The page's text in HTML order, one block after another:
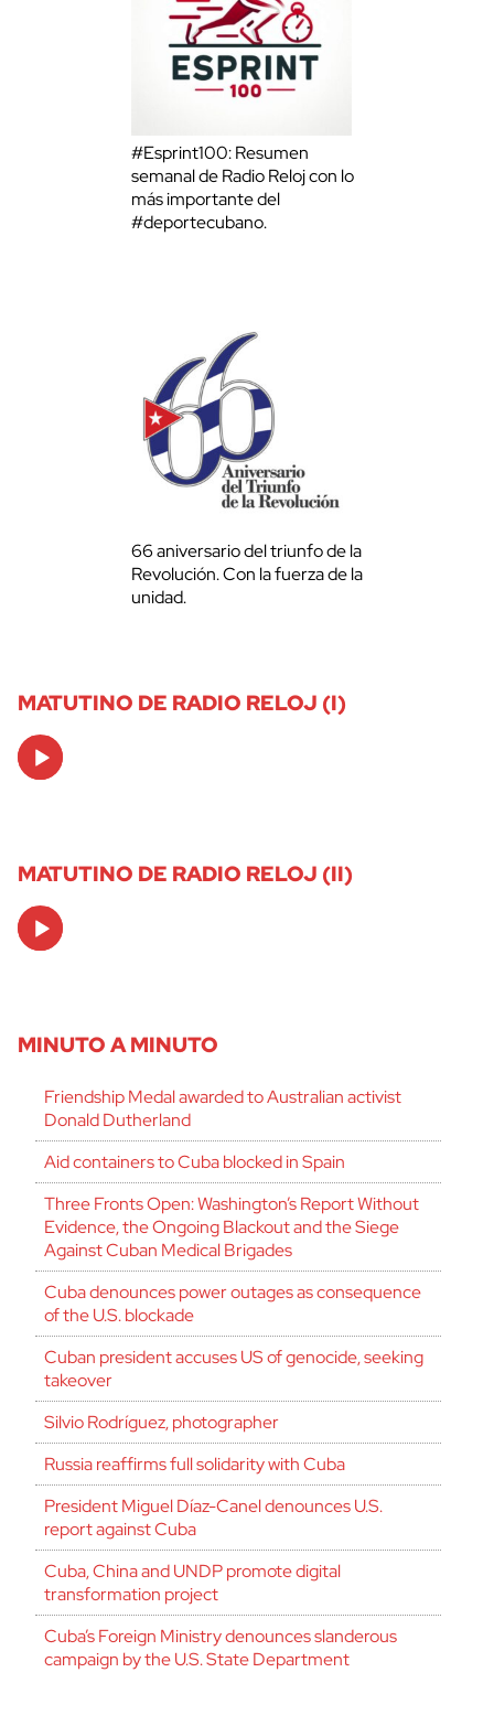
#Esprint100: Resumen
semanal de Radio Reloj con lo
más importante del
#deportecubano.
66 aniversario del triunfo de la
Revolución. Con la fuerza de la
unidad.
MATUTINO DE RADIO RELOJ (I)
Audio
Player
MATUTINO DE RADIO RELOJ (II)
Audio
Player
MINUTO A MINUTO
Friendship Medal awarded to Australian activist
Donald Dutherland
Aid containers to Cuba blocked in Spain
Three Fronts Open: Washington’s Report Without
Evidence, the Ongoing Blackout and the Siege
Against Cuban Medical Brigades
Cuba denounces power outages as consequence
of the U.S. blockade
Cuban president accuses US of genocide, seeking
takeover
Silvio Rodríguez, photographer
Russia reaffirms full solidarity with Cuba
President Miguel Díaz-Canel denounces U.S.
report against Cuba
Cuba, China and UNDP promote digital
transformation project
Cuba’s Foreign Ministry denounces slanderous
campaign by the U.S. State Department